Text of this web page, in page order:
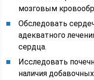
мозговым
Обследовать
адекватного
сердца.
Исследовать
наличия